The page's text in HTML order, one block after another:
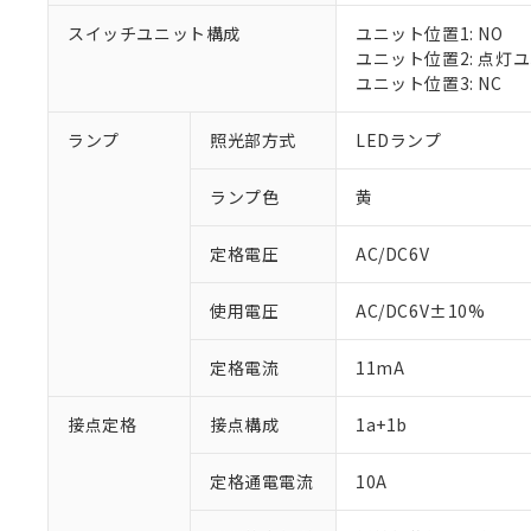
スイッチユニット構成
ユニット位置1: NO
ユニット位置2: 点灯
ユニット位置3: NC
ランプ 照光部方式 LEDランプ
ランプ色 黄
定格電圧 AC/DC6V
使用電圧 AC/DC6V±10%
定格電流 11mA
接点定格 接点構成 1a+1b
定格通電電流 10A
ご利用条件
以下の条件をお読
当社制御機
のであり、
※1 対応状況
対応済み：EU
調査・確認中：
非該当品：ライセ
仕入先様の事情に
があります。
鉛(Pb) 1000ppm以下、
ル（DBP） 1000ppm以
フタル酸エステル類の
「○」：最大均質
「×」：最大均質
「－」：未確認で
*中国RoHS10物質の基
Pb(鉛) :1000ppm、
Cr(Ⅵ)(六価クロム) :
DBP(フタル酸ジブチル
DEHP(フタル酸ビス(2-
などの必要
ます。
置等に一切
記
説明